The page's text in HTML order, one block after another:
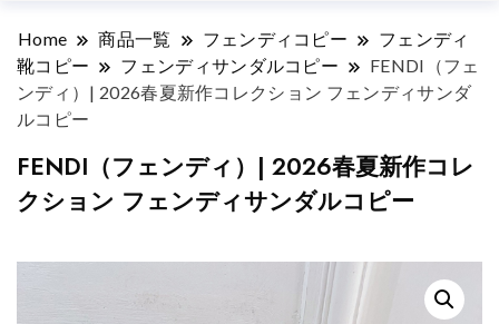
Home 商品一覧 フェンディコピー
フェンディ
靴コピー
フェンディサンダルコピー
FENDI（フェ
ンディ）| 2026春夏新作コレクション フェンディサンダ
ルコピー
FENDI（フェンディ）| 2026春夏新作コレ
クション フェンディサンダルコピー